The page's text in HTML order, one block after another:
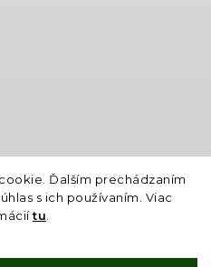
Ďalším prechádzaním
s ich používaním. Viac
tu